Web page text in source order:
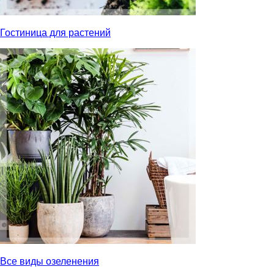
Гостиница для растений
Все виды озеленения